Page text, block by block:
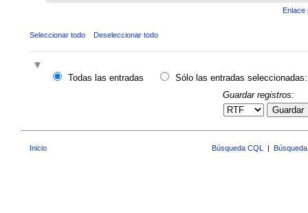
Enlace
Seleccionar todo Deseleccionar todo
Todas las entradas
Sólo las entradas seleccionadas:
Guardar registros:
Guardar
Inicio Búsqueda CQL